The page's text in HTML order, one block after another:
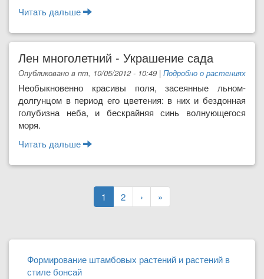
Читать дальше
Лен многолетний - Украшение сада
Опубликовано в пт, 10/05/2012 - 10:49 | Подробно о растениях
Необыкновенно красивы поля, засеянные льном-
долгунцом в период его цветения: в них и бездонная
голубизна неба, и бескрайняя синь волнующегося
моря.
Читать дальше
1 2 › »
Формирование штамбовых растений и растений в
стиле бонсай